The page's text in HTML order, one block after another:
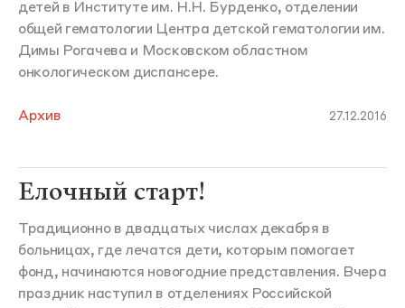
детей в Институте им. Н.Н. Бурденко, отделении
общей гематологии Центра детской гематологии им.
Димы Рогачева и Московском областном
онкологическом диспансере.
Архив 27.12.2016
Елочный старт!
Традиционно в двадцатых числах декабря в
больницах, где лечатся дети, которым помогает
фонд, начинаются новогодние представления. Вчера
праздник наступил в отделениях Российской